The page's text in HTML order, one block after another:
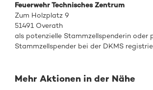
Feuerwehr Technisches Zentrum
Zum Holzplatz 9
51491 Overath
als potenzielle Stammzellspenderin oder
Stammzellspender bei der DKMS
Mehr Aktionen in der Nähe